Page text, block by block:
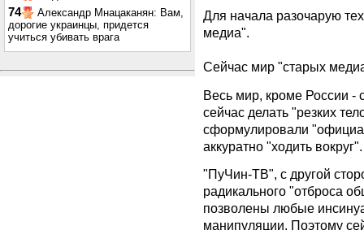
74
Александр Мнацаканян: Вам,
дорогие украинцы, придется
учиться убивать врага
Для начала разочарую
медиа".
Сейчас мир "старых
Весь мир, кроме России -
сейчас делать "резких
сформулировали
аккуратно "ходить вокруг".
"ПуЧин-ТВ", с другой
радикального "отброса
позволены любые
манипуляции. Поэтому